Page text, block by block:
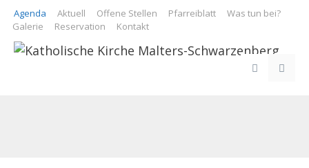
Springe
zum
Inhalt
Agenda Aktuell Offene Stellen Pfarreiblatt
Was tun bei?
Galerie
Reservation Kontakt